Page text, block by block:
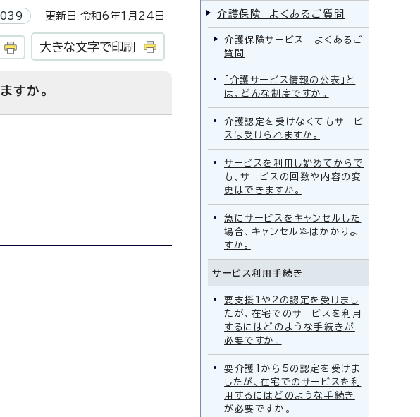
更新日 令和6年1月24日
大きな文字で印刷
すか。
介護保険 よくあるご質問
介護保険サービス よくあるご
質問
「介護サービス情報の公表」と
は、どんな制度ですか。
介護認定を受けなくてもサービ
スは受けられますか。
サービスを利用し始めてからで
も、サービスの回数や内容の変
更はできますか。
急にサービスをキャンセルした
場合、キャンセル料はかかりま
すか。
サービス利用手続き
要支援1や2の認定を受けまし
たが、在宅でのサービスを利用
するにはどのような手続きが
必要ですか。
要介護1から5の認定を受けま
したが、在宅でのサービスを利
用するにはどのような手続き
が必要ですか。